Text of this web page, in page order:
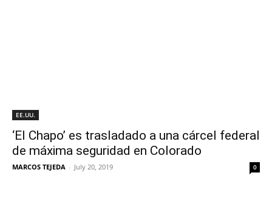
EE.UU.
‘El Chapo’ es trasladado a una cárcel federal
de máxima seguridad en Colorado
MARCOS TEJEDA - July 20, 2019 0